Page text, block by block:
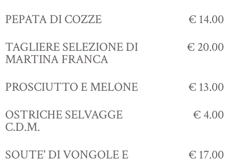
PEPATA DI COZZE
€ 14.00
TAGLIERE SELEZIONE DI
MARTINA FRANCA
€ 20.00
PROSCIUTTO E MELONE
€ 13.00
OSTRICHE SELVAGGE
C.D.M.
€ 4.00
SOUTE' DI VONGOLE E € 17.00